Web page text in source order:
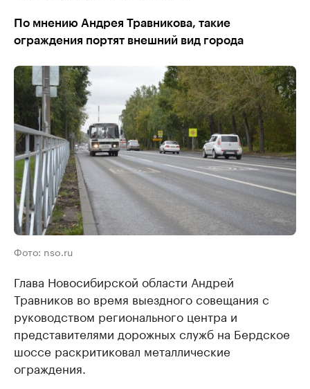
По мнению Андрея Травникова, такие
ограждения портят внешний вид города
Фото: nso.ru
Глава Новосибирской области Андрей
Травников во время выездного совещания с
руководством регионального центра и
представителями дорожных служб на Бердское
шоссе раскритиковал металлические
ограждения.